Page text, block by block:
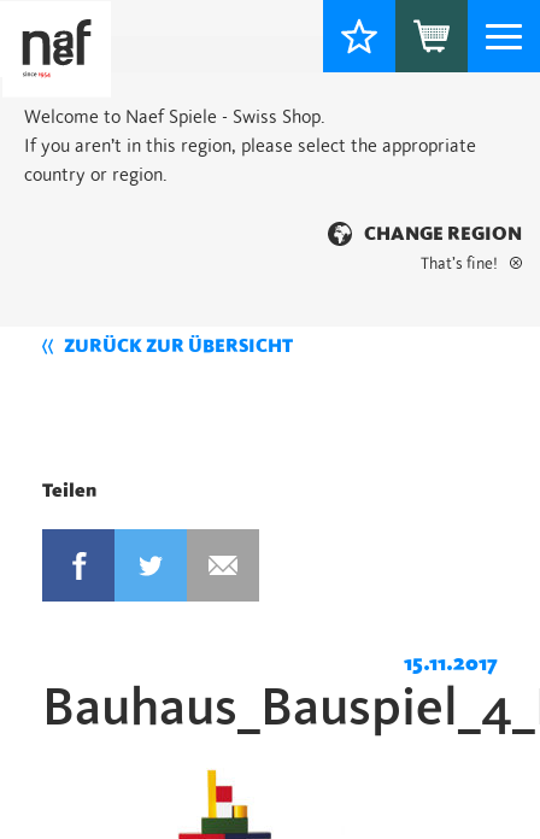
Welcome to Naef Spiele - Swiss Shop.
If you aren’t in this region, please select the appropriate
country or region.
CHANGE REGION
That’s fine!
ZURÜCK ZUR ÜBERSICHT
Teilen
15.11.2017